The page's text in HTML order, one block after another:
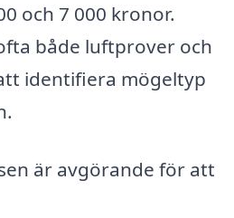
och 7 000 kronor.
både luftprover och
identifiera mögeltyp
är avgörande för att